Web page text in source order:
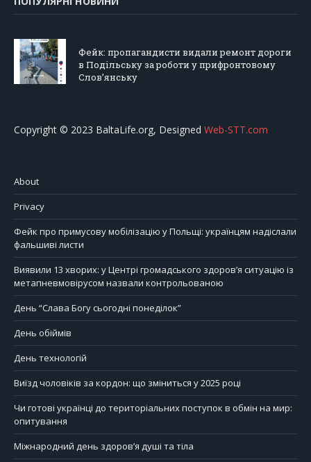
Фейк: пропагандисти видали ремонт дороги
в Подільську за роботи у прифронтовому
Слов’янську
Copyright © 2023 BaltaLife.org, Designed Web-STT.com
About
Privacy
Фейк про примусову мобілізацію у Польщі: українцям надіслали
фальшиві листи
Виявили 13 хворих: у Центрі громадського здоров’я ситуацію із
метапневмовірусом назвали контрольованою
День “Слава Богу сьогодні понеділок”
День обіймів
День технологій
Виїзд чоловіків за кордон: що зміниться у 2025 році
Чи готові українці до територіальних поступок в обмін на мир:
опитування
Міжнародний день здоров’я душі та тіла